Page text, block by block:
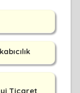
Ticaret